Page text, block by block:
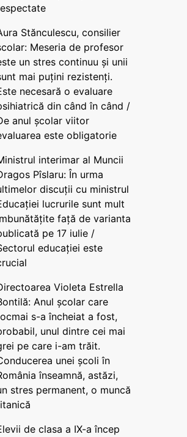
Stănculescu, consilier
Meseria de profesor
un stres continuu și unii
mai puțini rezistenți.
necesară o evaluare
din când în când /
anul școlar viitor
este obligatorie
interimar al Muncii
Pîslaru: În urma
discuții cu ministrul
lucrurile sunt mult
față de varianta
pe 17 iulie /
educației este
Violeta Estrella
Anul școlar care
s-a încheiat a fost,
unul dintre cei mai
pe care i-am trăit.
unei școli în
înseamnă, astăzi,
stres permanent, o muncă
de clasa a IX-a încep